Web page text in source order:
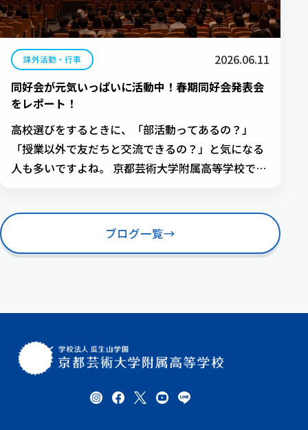
課外活動・行事
2026.06.11
同好会が元気いっぱいに活動中！春期同好会発表会
をレポート！
高校選びをするときに、「部活動ってあるの？」
「授業以外で友だちと交流できるの？」と気になる
人も多いですよね。 京都芸術大学附属高等学校で
たちで「同好会」をつくって活動しています。 今あ
ブログ一覧→